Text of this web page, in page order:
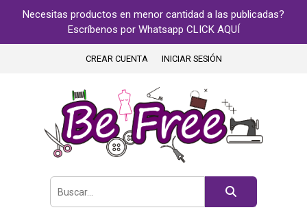
Necesitas productos en menor cantidad a las publicadas?
Escríbenos por Whatsapp CLICK AQUÍ
CREAR CUENTA INICIAR SESIÓN